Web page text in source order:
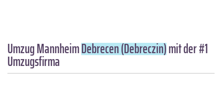
Umzug MannheimDebrecen (Debreczin)mit der #1
Umzugsfirma